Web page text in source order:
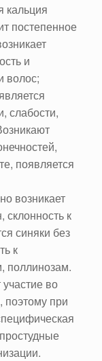
кальция
постепенное
и
волос;
слабости,
появляется
возникает
к
синяки без
к
поллинозам.
во
поэтому при